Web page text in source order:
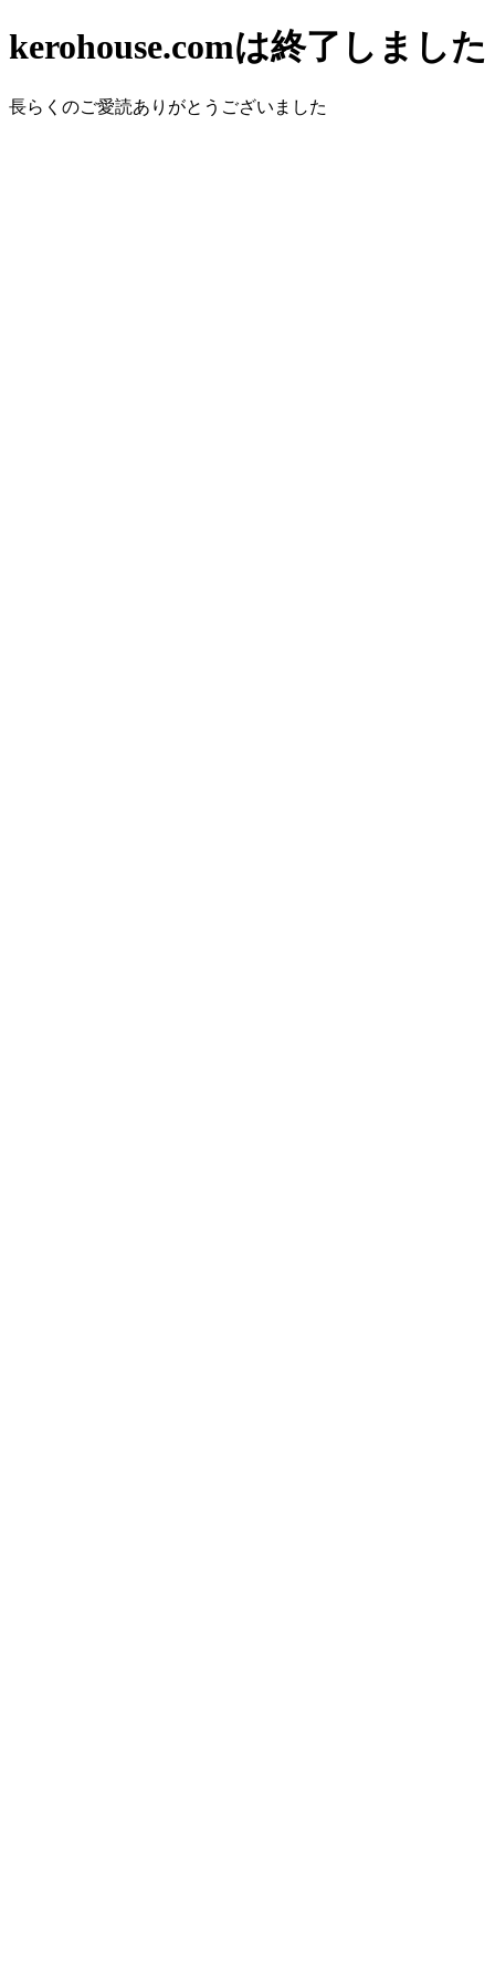
kerohouse.comは終了しました
長らくのご愛読ありがとうございました